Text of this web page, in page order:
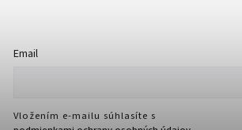
Email
Vložením e-mailu súhlasíte s